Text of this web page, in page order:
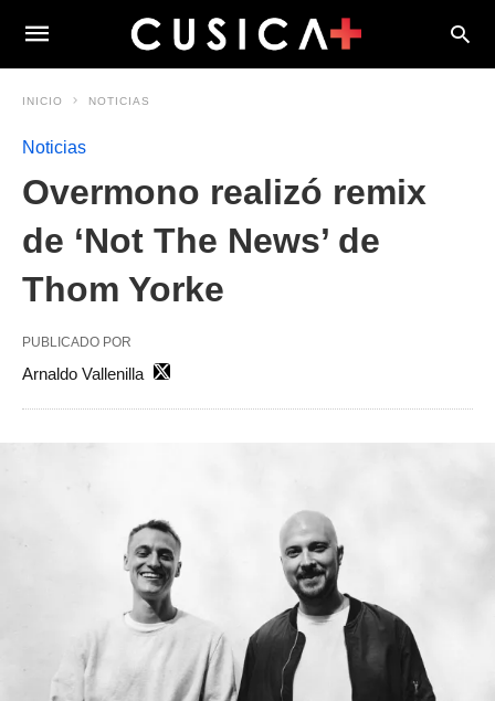
INICIO NOTICIAS
Noticias
Overmono realizó remix
de ‘Not The News’ de
Thom Yorke
PUBLICADO POR
Arnaldo Vallenilla